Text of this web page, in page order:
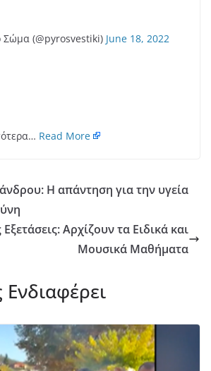
(@pyrosvestiki) June 18, 2022
Read More
Η απάντηση για την υγεία
Αρχίζουν τα Ειδικά και
Μουσικά Μαθήματα